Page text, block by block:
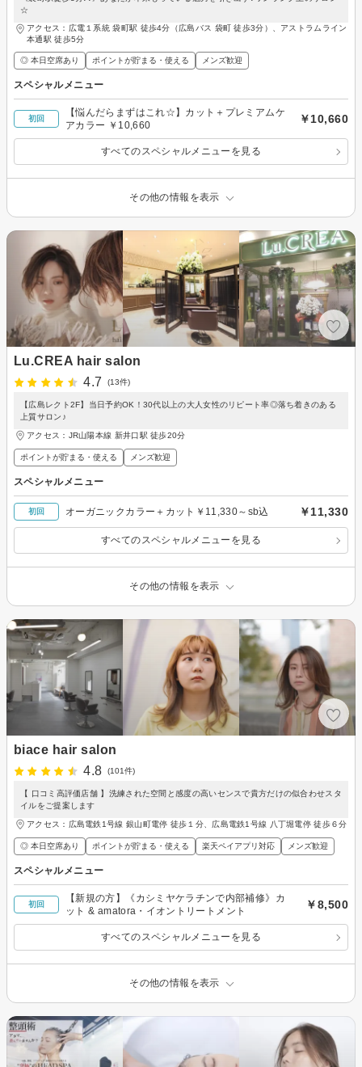
☆
アクセス：広電１系統 袋町駅 徒歩4分（広島バス 袋町 徒歩3分）、アストラムライン
本通駅 徒歩5分
◎ 本日空席あり ポイントが貯まる・使える メンズ歓迎
スペシャルメニュー
初回
【悩んだらまずはこれ☆】カット＋プレミアムケ
アカラー ￥10,660
￥10,660
すべてのスペシャルメニューを見る
その他の情報を表示
Lu.CREA hair salon
4.7
(13件)
【広島レクト2F】当日予約OK！30代以上の大人女性のリピート率◎落ち着きのある
上質サロン♪
アクセス：JR山陽本線 新井口駅 徒歩20分
ポイントが貯まる・使える メンズ歓迎
スペシャルメニュー
初回 オーガニックカラー＋カット￥11,330～sb込 ￥11,330
すべてのスペシャルメニューを見る
その他の情報を表示
biace hair salon
4.8
(101件)
【 口コミ高評価店舗 】洗練された空間と感度の高いセンスで貴方だけの似合わせスタ
イルをご提案します
アクセス：広島電鉄1号線 銀山町電停 徒歩１分、広島電鉄1号線 八丁堀電停 徒歩６分
◎ 本日空席あり ポイントが貯まる・使える 楽天ペイアプリ対応 メンズ歓迎
スペシャルメニュー
初回
【新規の方】《カシミヤケラチンで内部補修》カ
ット & amatora・イオントリートメント
￥8,500
すべてのスペシャルメニューを見る
その他の情報を表示